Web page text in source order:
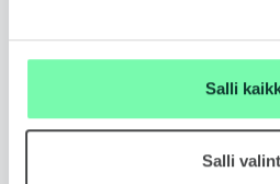
Salli
Salli
MIIRO HÄMÄLÄINEN
FIN, ENG